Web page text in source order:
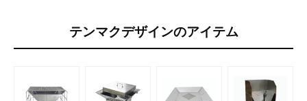
テンマクデザインのアイテム